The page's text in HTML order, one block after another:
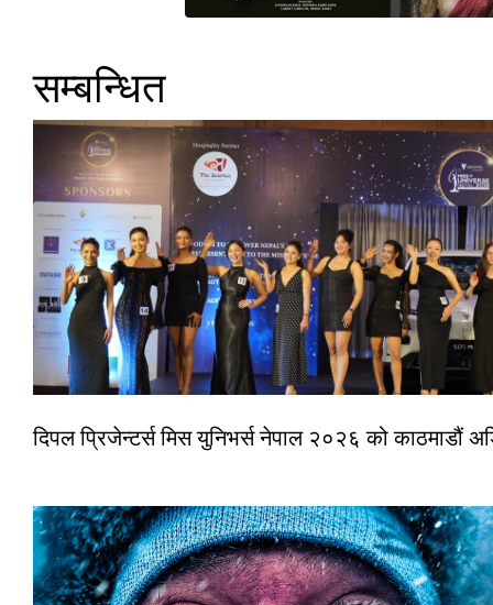
सम्बन्धित
दिपल प्रिजेन्टर्स मिस युनिभर्स नेपाल २०२६ को काठमाडौं